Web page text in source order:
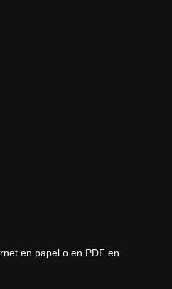
en papel o en PDF en